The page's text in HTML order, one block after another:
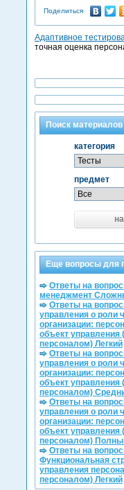
Поделиться
Адаптивное
точная оценка
Поиск материалов
категория
предмет
Еще вопросы для
Ответы на
менеджмент
Ответы на
управления о роли
организации:
объект управления
персоналом) Легкий
Ответы на
управления о роли
организации:
объект управления
персоналом)
Ответы на
управления о роли
организации:
объект управления
персоналом)
Ответы на
Функциональная
управления
персоналом) Легкий